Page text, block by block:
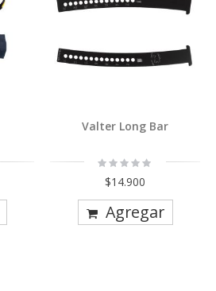
Valter Long Bar
Rating:
$14.900
Agregar